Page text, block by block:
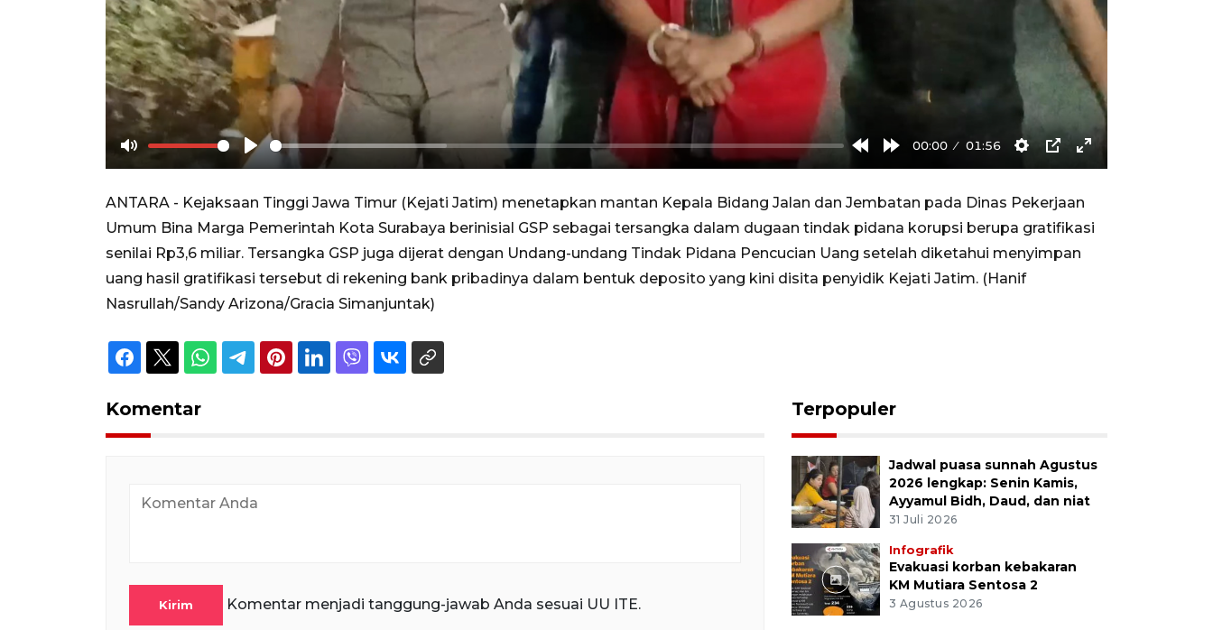
Mute Play
RewindForward
00:00 01:56
Settings
PIP Enter
ANTARA - Kejaksaan Tinggi Jawa Timur (Kejati Jatim) menetapkan mantan Kepala Bidang Jalan dan Jembatan pada Dinas Pekerjaan
Umum Bina Marga Pemerintah Kota Surabaya berinisial GSP sebagai tersangka dalam dugaan tindak pidana korupsi berupa gratifikasi
senilai Rp3,6 miliar. Tersangka GSP juga dijerat dengan Undang-undang Tindak Pidana Pencucian Uang setelah diketahui menyimpan
uang hasil gratifikasi tersebut di rekening bank pribadinya dalam bentuk deposito yang kini disita penyidik Kejati Jatim. (Hanif
Nasrullah/Sandy Arizona/Gracia Simanjuntak)
Komentar
Kirim Komentar menjadi tanggung-jawab Anda sesuai UU ITE.
Terpopuler
Jadwal puasa sunnah Agustus
2026 lengkap: Senin Kamis,
Ayyamul Bidh, Daud, dan niat
31 Juli 2026
Infografik
Evakuasi korban kebakaran
KM Mutiara Sentosa 2
3 Agustus 2026